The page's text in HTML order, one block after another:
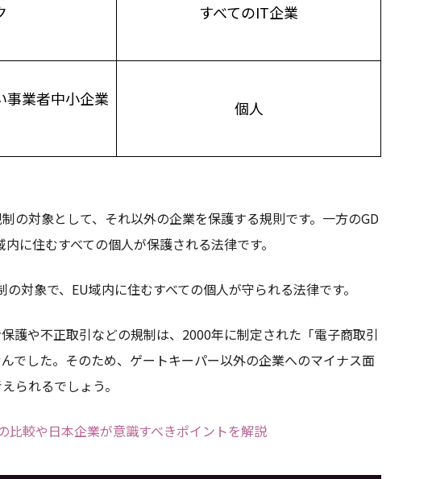
すべてのIT企業
事業者中小企業
個人
の対象として、それ以外の企業を保護する規則です。一方のGD
に住むすべての個人が保護される法律です。
対象で、EU域内に住むすべての個人が守られる法律です。
護や不正取引などの規制は、2000年に制定された「電子商取引
でした。そのため、ゲートキーパー以外の企業へのマイナス面
られるでしょう。
比較や日本企業が意識すべきポイントを解説